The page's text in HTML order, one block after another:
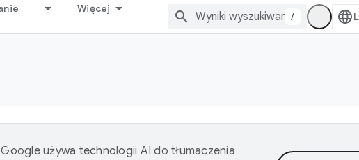
Więcej
/
Google używa technologii AI do tłumaczenia